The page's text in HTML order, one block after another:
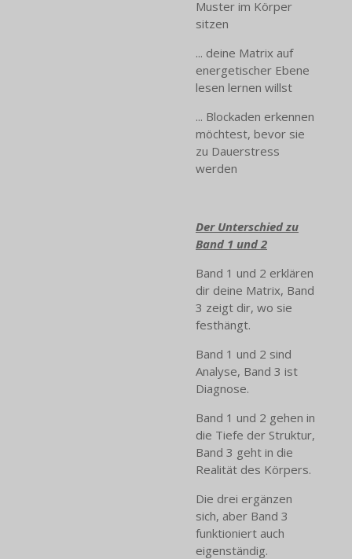
Muster im Körper
sitzen
... deine Matrix auf
energetischer Ebene
lesen lernen willst
... Blockaden erkennen
möchtest, bevor sie
zu Dauerstress
werden
Der Unterschied zu
Band 1 und 2
Band 1 und 2 erklären
dir deine Matrix, Band
3 zeigt dir, wo sie
festhängt.
Band 1 und 2 sind
Analyse, Band 3 ist
Diagnose.
Band 1 und 2 gehen in
die Tiefe der Struktur,
Band 3 geht in die
Realität des Körpers.
Die drei ergänzen
sich, aber Band 3
funktioniert auch
eigenständig.